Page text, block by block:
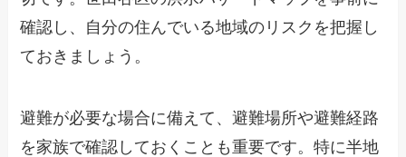
確認し、自分の住んでいる地域のリスクを把握し
ておきましょう。
避難が必要な場合に備えて、避難場所や避難経路
を家族で確認しておくことも重要です。特に半地